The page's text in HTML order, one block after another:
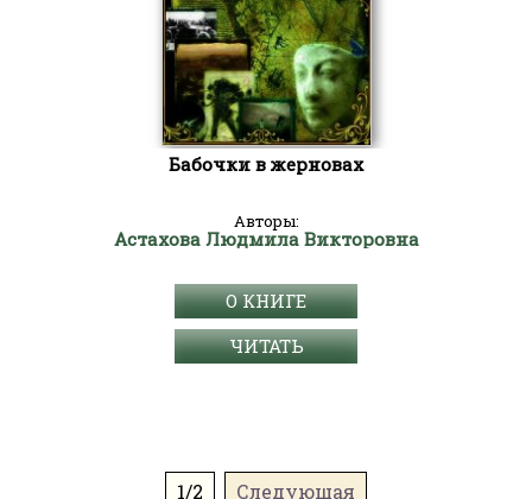
Бабочки в жерновах
Авторы:
Астахова Людмила Викторовна
О КНИГЕ
ЧИТАТЬ
1/2 Следующая